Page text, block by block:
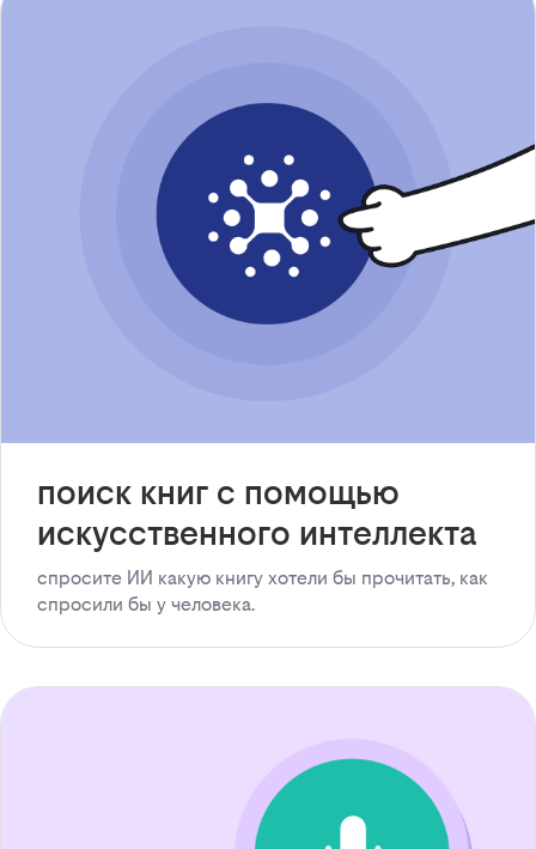
поиск книг с помощью
искусственного интеллекта
спросите ИИ какую книгу хотели бы прочитать, как
спросили бы у человека.